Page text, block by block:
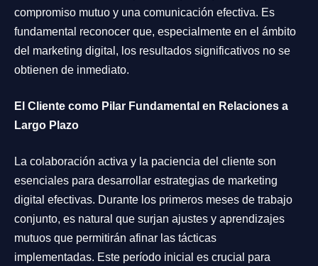
compromiso mutuo y una comunicación efectiva. Es
fundamental reconocer que, especialmente en el ámbito
del marketing digital, los resultados significativos no se
obtienen de inmediato.
El Cliente como Pilar Fundamental en Relaciones a
Largo Plazo
La colaboración activa y la paciencia del cliente son
esenciales para desarrollar estrategias de marketing
digital efectivas. Durante los primeros meses de trabajo
conjunto, es natural que surjan ajustes y aprendizajes
mutuos que permitirán afinar las tácticas
implementadas. Este período inicial es crucial para